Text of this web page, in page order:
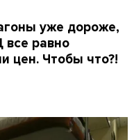
уже дороже,
равно
цен. Чтобы что?!